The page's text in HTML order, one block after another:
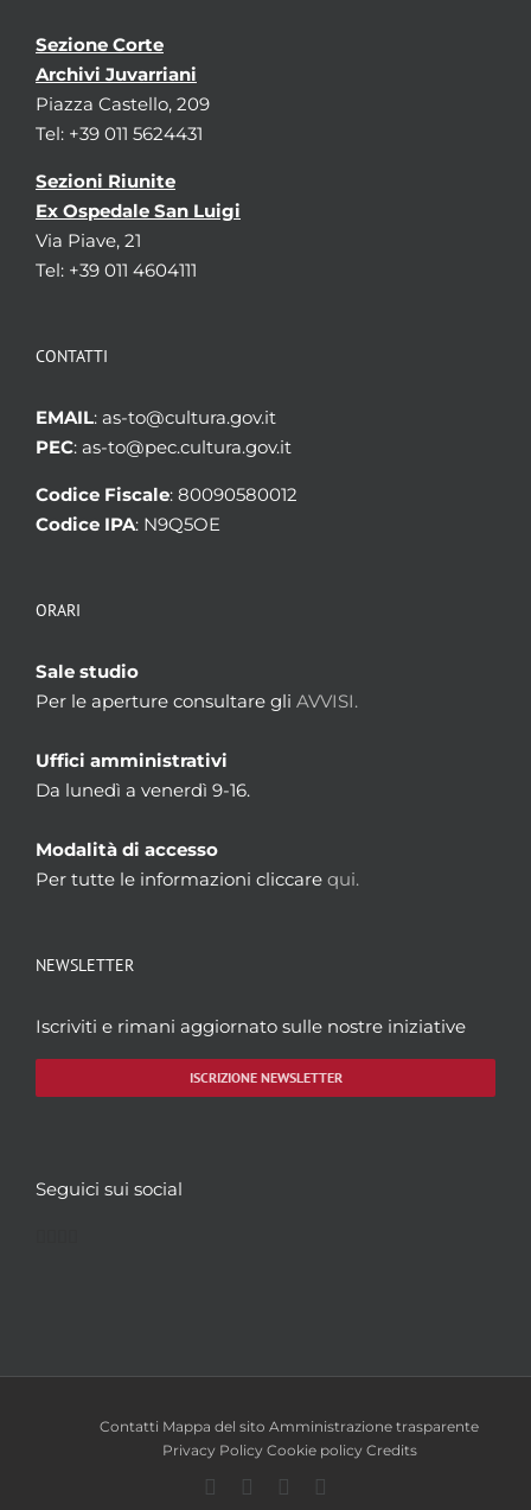
Sezione Corte
Archivi Juvarriani
Piazza Castello, 209
Tel: +39 011 5624431
Sezioni Riunite
Ex Ospedale San Luigi
Via Piave, 21
Tel: +39 011 4604111
CONTATTI
EMAIL: as-to@cultura.gov.it
PEC: as-to@pec.cultura.gov.it
Codice Fiscale: 80090580012
Codice IPA: N9Q5OE
ORARI
Sale studio
Per le aperture consultare gli AVVISI.
Uffici amministrativi
Da lunedì a venerdì 9-16.
Modalità di accesso
Per tutte le informazioni cliccare qui.
NEWSLETTER
Iscriviti e rimani aggiornato sulle nostre iniziative
ISCRIZIONE NEWSLETTER
Seguici sui social
Contatti Mappa del sito Amministrazione trasparente
Privacy Policy Cookie policy Credits
Facebook
TwitterYouTube